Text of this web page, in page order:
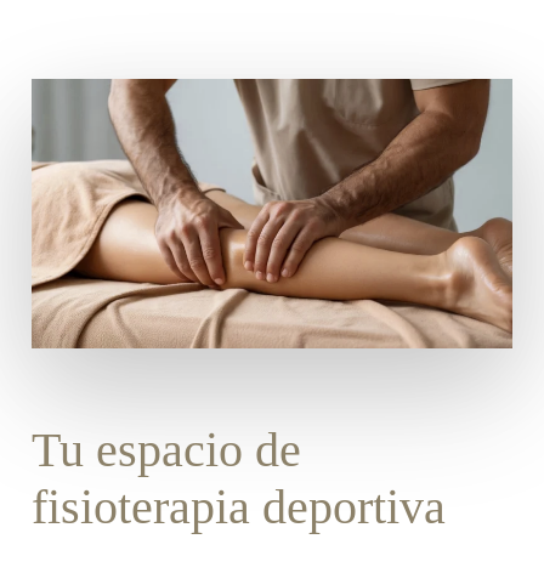
Tu espacio de
fisioterapia deportiva